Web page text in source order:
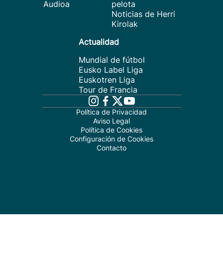
Audioa
pelota
Noticias de Herri
Kirolak
Actualidad
Mundial de fútbol
Eusko Label Liga
Euskotren Liga
Tour de Francia
Política de Privacidad
Aviso Legal
Política de Cookies
Configuración de Cookies
Contacto